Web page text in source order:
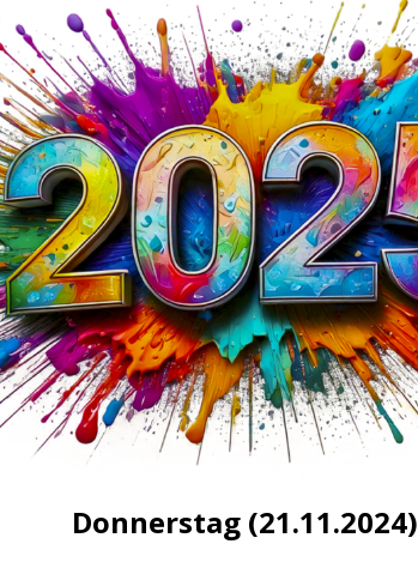
[ 29. März 2024 ] Polizei / Konsumcannabisgesetz (KCanG)
Donnerstag (21.11.2024)